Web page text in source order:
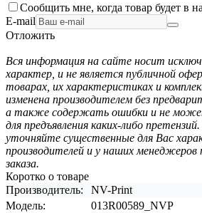
Сообщить мне, когда товар будет в
E-mail
Отложить
Вся информация на сайте носит
характер, и не является публичной
товарах, их характеристиках и
изменена производителем без
а также содержать ошибки и не
для предъявления каких-либо
уточняйте существенные для Вас
производителей и у наших менеджеров
заказа.
Коротко о товаре
Производитель:
NV-Print
Модель:
013R00589_NVP